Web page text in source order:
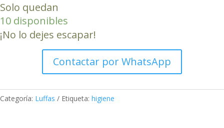
(baño)
cantidad
Solo quedan
10 disponibles
¡No lo dejes escapar!
Contactar por WhatsApp
Categoría: Luffas Etiqueta: higiene